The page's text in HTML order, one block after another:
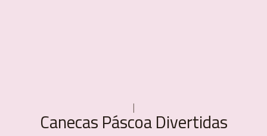
Canecas Páscoa Divertidas